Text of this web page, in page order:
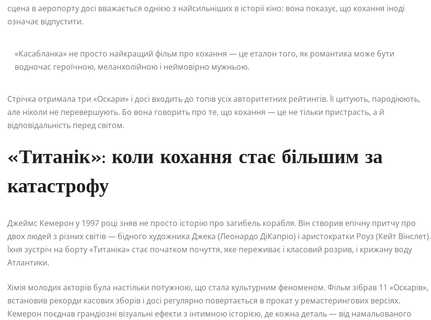
сцена в аеропорту досі вважається однією з найсильніших в історії кіно: вона показує, що кохання іноді
означає відпустити.
«Касабланка» не просто найкращий фільм про кохання — це еталон того, як романтика може бути
водночас героїчною, меланхолійною і неймовірно мужньою.
Стрічка отримала три «Оскари» і досі входить до топів усіх авторитетних рейтингів. Її цитують, пародіюють,
але ніколи не перевершують. Бо вона говорить про те, що кохання — це не тільки пристрасть, а й
відповідальність перед світом.
«Титанік»: коли кохання стає більшим за
катастрофу
Джеймс Кемерон у 1997 році зняв не просто історію про загибель корабля. Він створив епічну притчу про
двох людей з різних світів — бідного художника Джека (Леонардо ДіКапріо) і аристократки Роуз (Кейт Вінслет).
Їхня зустріч на борту «Титаніка» стає початком почуття, яке переживає і класовий розрив, і крижану воду
Атлантики.
Хімія молодих акторів була настільки потужною, що стала культурним феноменом. Фільм зібрав 11 «Оскарів»,
встановив рекорди касових зборів і досі регулярно повертається в прокат у ремастерингових версіях.
Кемерон поєднав грандіозні візуальні ефекти з інтимною історією, де кожна деталь — від намальованого